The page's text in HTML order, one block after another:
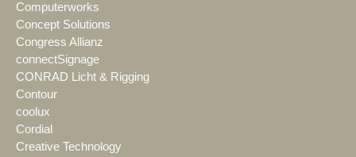
Computerworks
Concept Solutions
Congress Allianz
connectSignage
CONRAD Licht & Rigging
Contour
coolux
Cordial
Creative Technology